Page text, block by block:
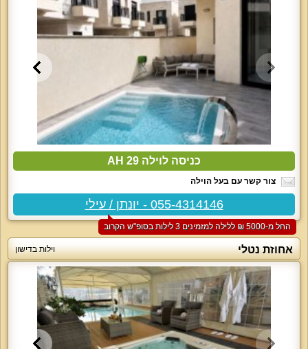
כניסה לוילה 29 AH
צור קשר עם בעל הוילה
055-4314146 - יונתן / עילי
החל מ-‏5000 ₪ ללילה למזמינים 3 לילות בסופ"ש הקרוב
אחוזת נטלי וילות בדישון